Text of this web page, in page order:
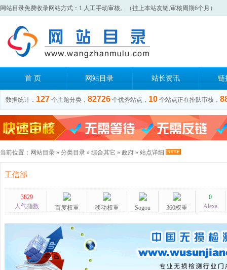
网站目录免费收录网站方式：1.人工手动审核。（挂上本站友链,审核周期6个月）
首 页 网站目录 站长资讯 链
数据统计： 127 个主题分类， 82726 个优秀站点， 10 个站点正在排队审核，
当前位置： 网站目录 » 分类目录 » 综合其它 » 政府 » 站点详细
工信部
3829
人气指数
百度权重 移动权重 Sogou 360权重
0
Alexa